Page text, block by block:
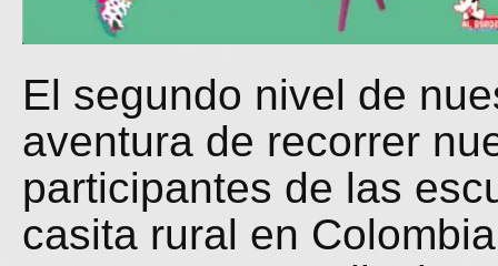
El segundo nivel de
aventura de recorrer
participantes de las
casita rural en